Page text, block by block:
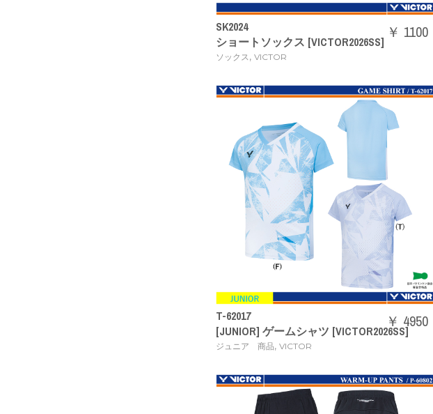
SK2024
ショートソックス [VICTOR2026SS]
ソックス, VICTOR
￥ 1100
T-62017
[JUNIOR] ゲームシャツ [VICTOR2026SS]
ジュニア 商品, VICTOR
￥ 4950